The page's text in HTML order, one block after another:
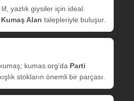
yazlık giysiler için ideal.
Alan talepleriyle buluşur.
kumas.org’da Parti
stokların önemli bir parçası.